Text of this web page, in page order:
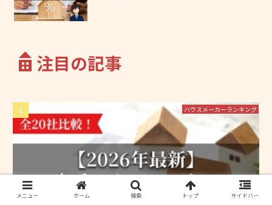
注目の記事
ハウスメーカーランキング
メニュー ホーム 検索 トップ サイドバー